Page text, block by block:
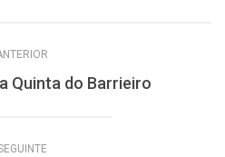
Quinta do Barrieiro